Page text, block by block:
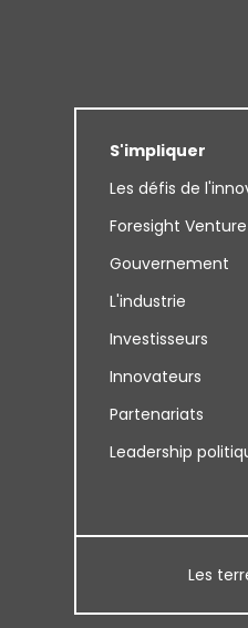
S'impliquer
Les défis de
Foresight
Gouvernement
L'industrie
Investisseurs
Innovateurs
Partenariats
Leadership
Les